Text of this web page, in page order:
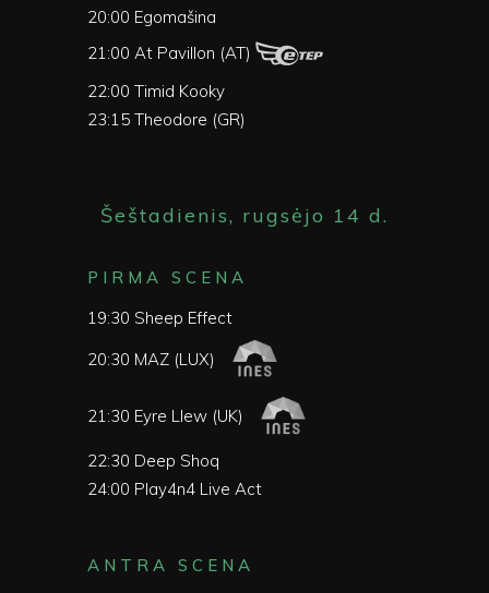
20:00 Egomašina
21:00 At Pavillon (AT)
22:00 Timid Kooky
23:15 Theodore (GR)
Šeštadienis, rugsėjo 14 d.
PIRMA SCENA
19:30 Sheep Effect
20:30 MAZ (LUX)
21:30 Eyre Llew (UK)
22:30 Deep Shoq
24:00 Play4n4 Live Act
ANTRA SCENA